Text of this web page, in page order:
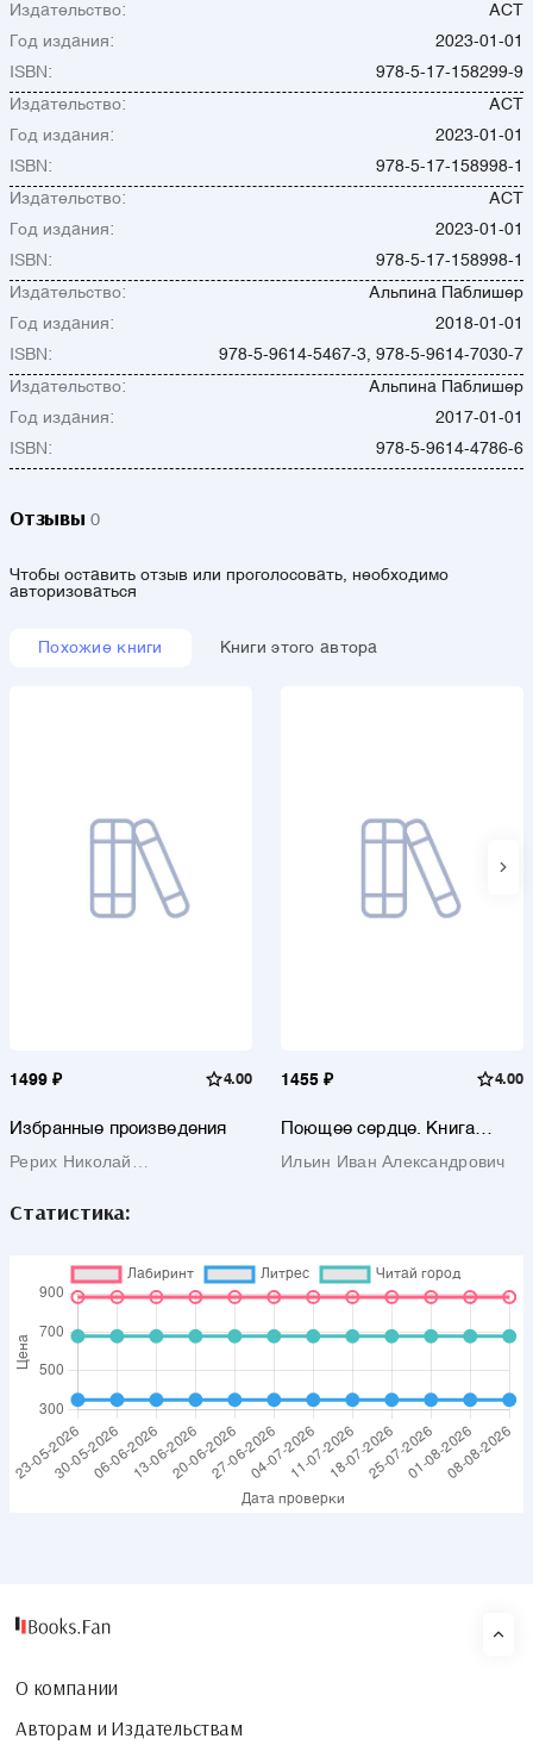
Издательство:
АСТ
Год издания:
2023-01-01
ISBN:
978-5-17-158299-9
Издательство:
АСТ
Год издания:
2023-01-01
ISBN:
978-5-17-158998-1
Издательство:
АСТ
Год издания:
2023-01-01
ISBN:
978-5-17-158998-1
Издательство:
Альпина Паблишер
Год издания:
2018-01-01
ISBN:
978-5-9614-5467-3, 978-5-9614-7030-7
Издательство:
Альпина Паблишер
Год издания:
2017-01-01
ISBN:
978-5-9614-4786-6
Отзывы 0
Чтобы оставить отзыв или проголосовать, необходимо
авторизоваться
Похожие книги Книги этого автора
1499 ₽ 4.00
Избранные произведения
Рерих Николай
1455 ₽ 4.00
Поющее сердце. Книга
Ильин Иван Александрович
Статистика:
О компании
Авторам и Издательствам